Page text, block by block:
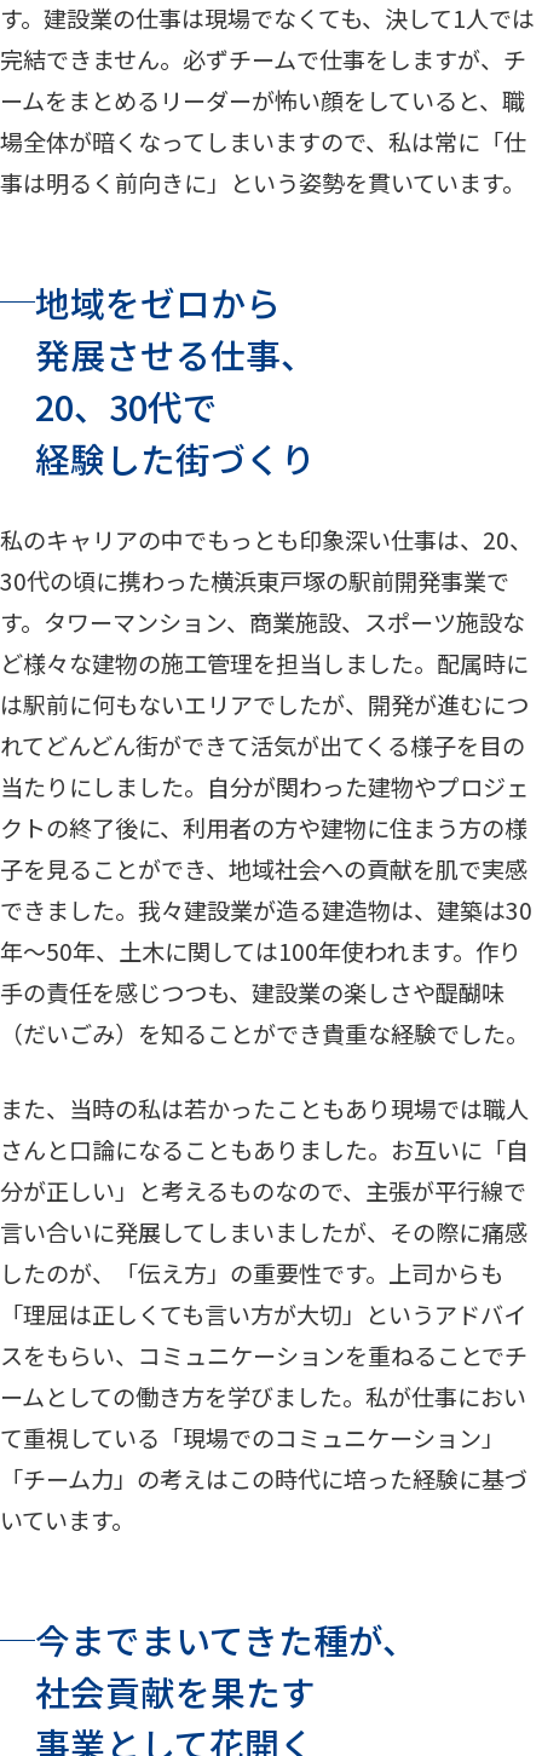
す。建設業の仕事は現場でなくても、決して1人では
完結できません。必ずチームで仕事をしますが、チ
ームをまとめるリーダーが怖い顔をしていると、職
場全体が暗くなってしまいますので、私は常に「仕
事は明るく前向きに」という姿勢を貫いています。
地域をゼロから
発展させる仕事、
20、30代で
経験した街づくり
私のキャリアの中でもっとも印象深い仕事は、20、
30代の頃に携わった横浜東戸塚の駅前開発事業で
す。タワーマンション、商業施設、スポーツ施設な
ど様々な建物の施工管理を担当しました。配属時に
は駅前に何もないエリアでしたが、開発が進むにつ
れてどんどん街ができて活気が出てくる様子を目の
当たりにしました。自分が関わった建物やプロジェ
クトの終了後に、利用者の方や建物に住まう方の様
子を見ることができ、地域社会への貢献を肌で実感
できました。我々建設業が造る建造物は、建築は30
年～50年、土木に関しては100年使われます。作り
手の責任を感じつつも、建設業の楽しさや醍醐味
（だいごみ）を知ることができ貴重な経験でした。
また、当時の私は若かったこともあり現場では職人
さんと口論になることもありました。お互いに「自
分が正しい」と考えるものなので、主張が平行線で
言い合いに発展してしまいましたが、その際に痛感
したのが、「伝え方」の重要性です。上司からも
「理屈は正しくても言い方が大切」というアドバイ
スをもらい、コミュニケーションを重ねることでチ
ームとしての働き方を学びました。私が仕事におい
て重視している「現場でのコミュニケーション」
「チーム力」の考えはこの時代に培った経験に基づ
いています。
今までまいてきた種が、
社会貢献を果たす
事業として花開く